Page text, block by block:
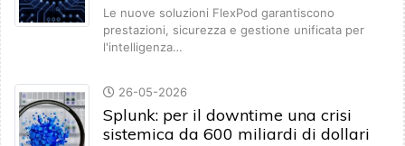
Le nuove soluzioni FlexPod garantiscono
prestazioni, sicurezza e gestione unificata per
l'intelligenza…
26-05-2026
Splunk: per il downtime una crisi
sistemica da 600 miliardi di dollari